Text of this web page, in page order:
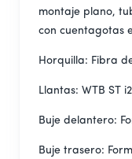
montaje plano,
con cuentagotas
Horquilla: Fibra
Llantas: WTB ST
Buje delantero:
Buje trasero: